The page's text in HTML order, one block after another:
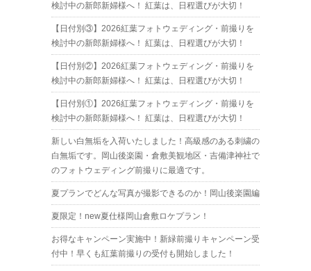
検討中の新郎新婦様へ！ 紅葉は、日程選びが大切！
【日付別③】2026紅葉フォトウェディング・前撮りを
検討中の新郎新婦様へ！ 紅葉は、日程選びが大切！
【日付別②】2026紅葉フォトウェディング・前撮りを
検討中の新郎新婦様へ！ 紅葉は、日程選びが大切！
【日付別①】2026紅葉フォトウェディング・前撮りを
検討中の新郎新婦様へ！ 紅葉は、日程選びが大切！
新しい白無垢を入荷いたしました！高級感のある刺繍の
白無垢です。岡山後楽園・倉敷美観地区・吉備津神社で
のフォトウェディング前撮りに最適です。
夏プランでどんな写真が撮影できるのか！岡山後楽園編
夏限定！new夏仕様岡山倉敷ロケプラン！
お得なキャンペーン実施中！新緑前撮りキャンペーン受
付中！早くも紅葉前撮りの受付も開始しました！